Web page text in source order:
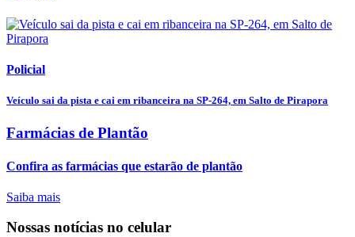
Policial
Veículo sai da pista e cai em ribanceira na SP-264, em Salto de Pirapora
Farmácias de Plantão
Confira as farmácias que estarão de plantão
Saiba mais
Nossas notícias no celular